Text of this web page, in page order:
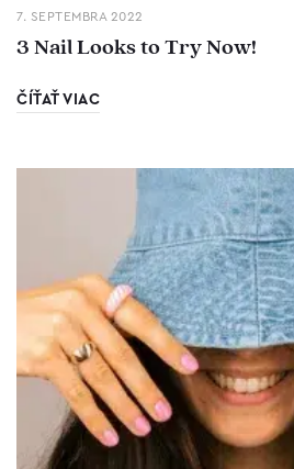
7. SEPTEMBRA 2022
3 Nail Looks to Try Now!
ČÍŤAŤ VIAC